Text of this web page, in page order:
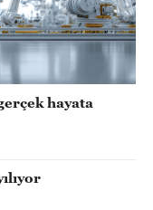
hayata